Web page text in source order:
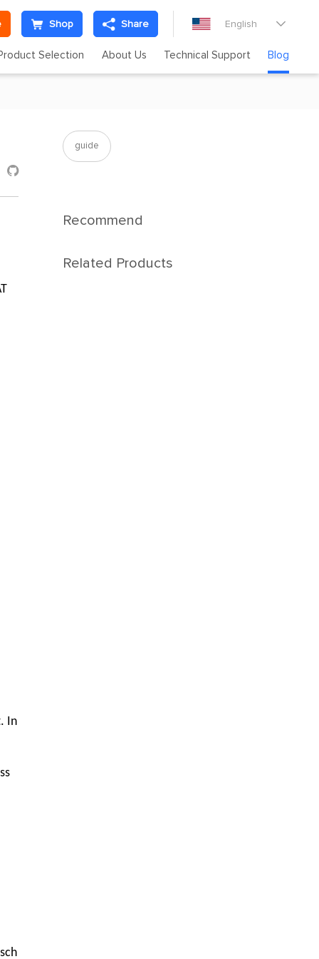
Shop Share English 
Selection About Us Technical Support Blog

In
guide
Recommend
Related Products